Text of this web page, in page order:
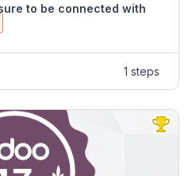
to be connected with
purchasing this exam.
Survey, Marketing, CRM,
Timesheet, Accounting,
POS and Studio.
to complete this 125-
70% to PASS.
1 steps